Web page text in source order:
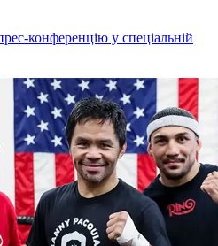
конференцію у спеціальній